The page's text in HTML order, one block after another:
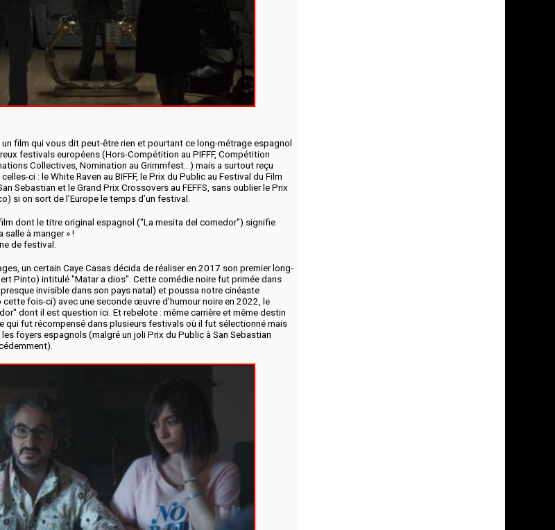
film qui vous dit peut-être rien et pourtant ce long-métrage espagnol
festivals européens (Hors-Compétition au PIFFF, Compétition
Collectives, Nomination au Grimmfest…) mais a surtout reçu
ci : le White Raven au BIFFF, le Prix du Public au Festival du Film
Sebastian et le Grand Prix Crossovers au FEFFS, sans oublier le Prix
si on sort de l’Europe le temps d’un festival.
dont le titre original espagnol ("La mesita del comedor") signifie
salle à manger » !
de festival.
un certain Caye Casas décida de réaliser en 2017 son premier long-
Pinto) intitulé "Matar a dios". Cette comédie noire fut primée dans
invisible dans son pays natal) et poussa notre cinéaste
fois-ci) avec une seconde œuvre d’humour noire en 2022, le
dont il est question ici. Et rebelote : même carrière et même destin
qui fut récompensé dans plusieurs festivals où il fut sélectionné mais
foyers espagnols (malgré un joli Prix du Public à San Sebastian